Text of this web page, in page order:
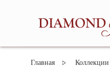
Главная Коллекции